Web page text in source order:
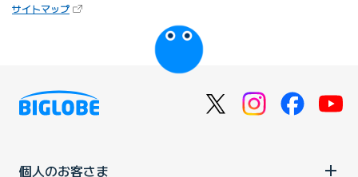
サイトマップ
個人のお客さま